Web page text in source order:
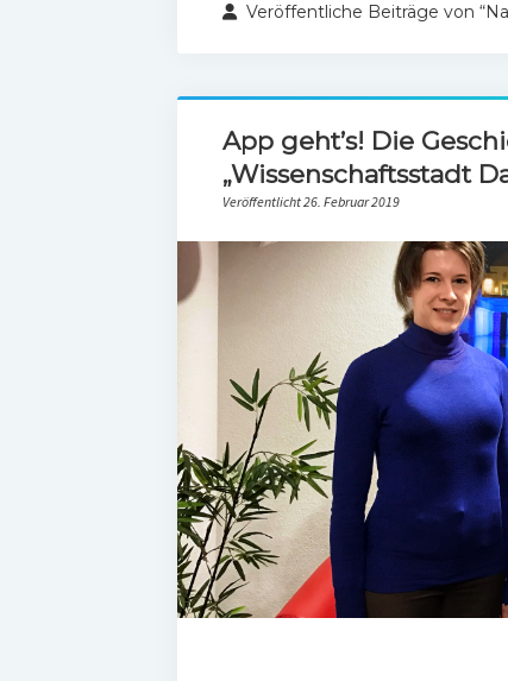
Veröffentliche Beiträge von
App geht’s! Die
„Wissenschaftsstadt
Veröffentlicht 26. Februar 2019